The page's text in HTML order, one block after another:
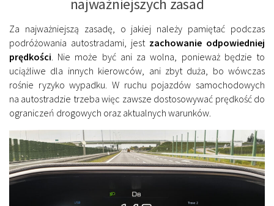
najważniejszych zasad
Za najważniejszą zasadę, o jakiej należy pamiętać podczas
podróżowania autostradami, jest zachowanie odpowiedniej
prędkości . Nie może być ani za wolna, ponieważ będzie to
uciążliwe dla innych kierowców, ani zbyt duża, bo wówczas
rośnie ryzyko wypadku. W ruchu pojazdów samochodowych
na autostradzie trzeba więc zawsze dostosowywać prędkość do
ograniczeń drogowych oraz aktualnych warunków.